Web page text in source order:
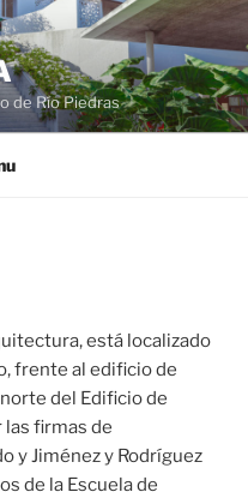
de Río Piedras
está localizado
frente al edificio de
del Edificio de
las firmas de
y Jiménez y Rodríguez
de la Escuela de